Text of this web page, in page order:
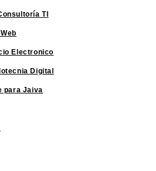
TI
Electronico
Digital
para Jaiva